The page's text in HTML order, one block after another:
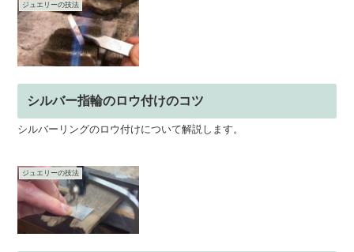
ジュエリーの技法
シルバー指輪のロウ付けのコツ
シルバーリングのロウ付けについて解説します。
ジュエリーの技法